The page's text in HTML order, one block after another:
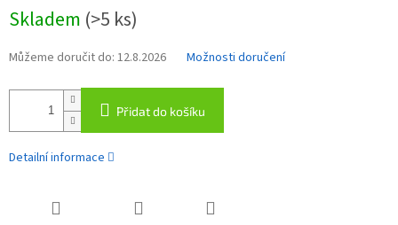
cena:
Skladem (>5 ks)
Můžeme doručit do: 12.8.2026 Možnosti doručení
Přidat do košíku
Detailní informace